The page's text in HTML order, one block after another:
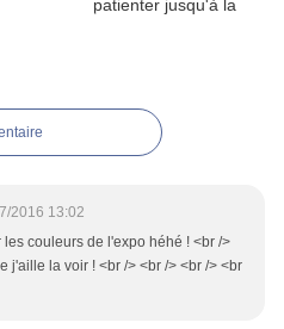
2016 13:02
couleurs de l'expo héhé ! <br />
j'aille la voir ! <br /> <br /> <br /> <br